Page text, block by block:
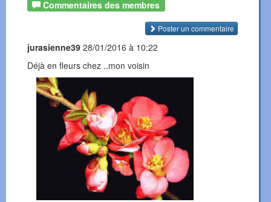
Commentaires des membres
Poster un commentaire
jurasienne39 28/01/2016 à 10:22
Déjà en fleurs chez ..mon voisin